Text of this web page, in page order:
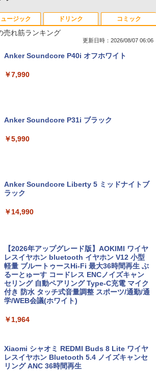
売れ筋ランキング
更新日時：2026/08/07 06:06
Anker Soundcore P40i オフホワイト
￥7,990
Anker Soundcore P31i ブラック
￥5,990
Anker Soundcore Liberty 5 ミッドナイトブ
ラック
￥14,990
【2026年アップグレード版】AOKIMI ワイヤ
レスイヤホン bluetooth イヤホン V12 小型
軽量 ブルートゥースHi-Fi 最大36時間再生 ぶ
るーとゅーす コードレス ENCノイズキャン
セリング 自動ペアリング Type-C充電 マイク
付き 防水 タッチ式音量調整 スポーツ/通勤/通
学/WEB会議(ホワイト)
￥1,964
Xiaomi シャオミ REDMI Buds 8 Lite ワイヤ
レスイヤホン Bluetooth 5.4 ノイズキャンセ
リング ANC 36時間再生
ュージック ドリンク コミック